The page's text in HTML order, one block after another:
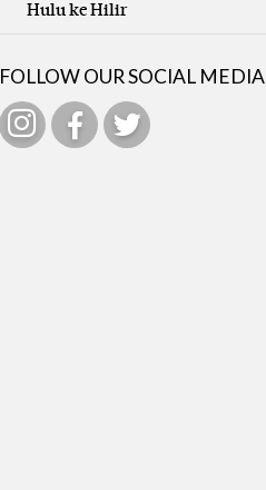
Hulu ke Hilir
FOLLOW OUR SOCIAL MEDIA